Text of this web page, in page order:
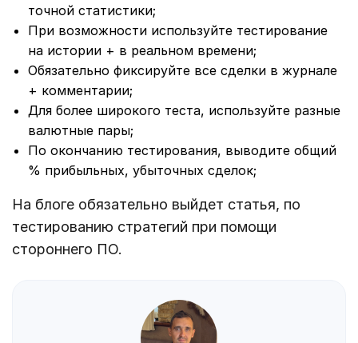
точной статистики;
При возможности используйте тестирование
на истории + в реальном времени;
Обязательно фиксируйте все сделки в журнале
+ комментарии;
Для более широкого теста, используйте разные
валютные пары;
По окончанию тестирования, выводите общий
% прибыльных, убыточных сделок;
На блоге обязательно выйдет статья, по
тестированию стратегий при помощи
стороннего ПО.